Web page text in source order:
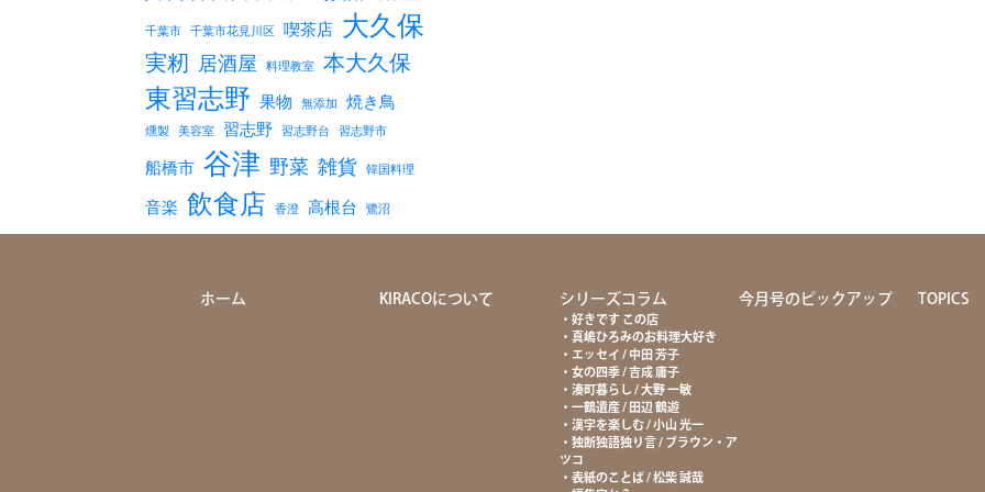
千葉市 千葉市花見川区 喫茶店 大久保
実籾 居酒屋 料理教室 本大久保
東習志野 果物 無添加 焼き鳥
燻製 美容室 習志野 習志野台 習志野市
船橋市 谷津 野菜 雑貨 韓国料理
音楽 飲食店 香澄 高根台 鷺沼
ホーム KIRACOについて シリーズコラム
好きです この店
真嶋ひろみのお料理大好き
エッセイ / 中田 芳子
女の四季 / 吉成 庸子
湊町暮らし / 大野 一敏
一鶴遺産 / 田辺 鶴遊
漢字を楽しむ / 小山 光一
独断独語独り言 / ブラウン・ア
ツコ
表紙のことば / 松柴 誠哉
今月号のピックアップ TOPICS